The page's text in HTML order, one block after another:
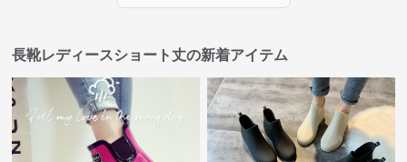
長靴レディースショート丈の新着アイテム